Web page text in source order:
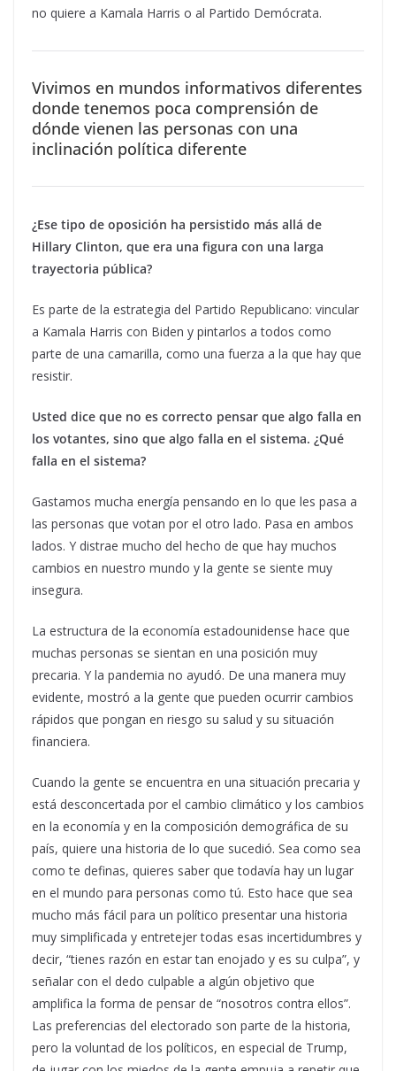
no quiere a Kamala Harris o al Partido Demócrata.
Vivimos en mundos informativos diferentes
donde tenemos poca comprensión de
dónde vienen las personas con una
inclinación política diferente
¿Ese tipo de oposición ha persistido más allá de
Hillary Clinton, que era una figura con una larga
trayectoria pública?
Es parte de la estrategia del Partido Republicano: vincular
a Kamala Harris con Biden y pintarlos a todos como
parte de una camarilla, como una fuerza a la que hay que
resistir.
Usted dice que no es correcto pensar que algo falla en
los votantes, sino que algo falla en el sistema. ¿Qué
falla en el sistema?
Gastamos mucha energía pensando en lo que les pasa a
las personas que votan por el otro lado. Pasa en ambos
lados. Y distrae mucho del hecho de que hay muchos
cambios en nuestro mundo y la gente se siente muy
insegura.
La estructura de la economía estadounidense hace que
muchas personas se sientan en una posición muy
precaria. Y la pandemia no ayudó. De una manera muy
evidente, mostró a la gente que pueden ocurrir cambios
rápidos que pongan en riesgo su salud y su situación
financiera.
Cuando la gente se encuentra en una situación precaria y
está desconcertada por el cambio climático y los cambios
en la economía y en la composición demográfica de su
país, quiere una historia de lo que sucedió. Sea como sea
como te definas, quieres saber que todavía hay un lugar
en el mundo para personas como tú. Esto hace que sea
mucho más fácil para un político presentar una historia
muy simplificada y entretejer todas esas incertidumbres y
decir, “tienes razón en estar tan enojado y es su culpa”, y
señalar con el dedo culpable a algún objetivo que
amplifica la forma de pensar de “nosotros contra ellos”.
Las preferencias del electorado son parte de la historia,
pero la voluntad de los políticos, en especial de Trump,